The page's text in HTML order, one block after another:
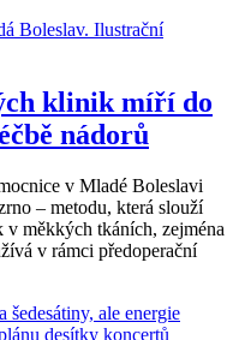
klinik míří do
nádorů
v Mladé Boleslavi
– metodu, která slouží
měkkých tkáních, zejména
v rámci předoperační